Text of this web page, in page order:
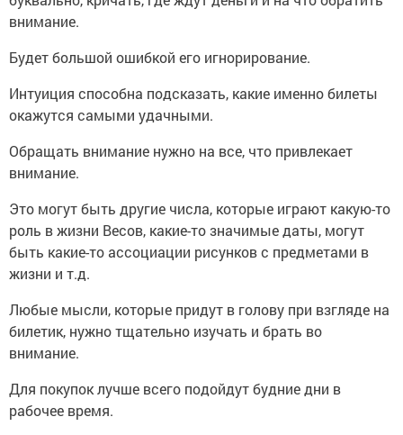
внимание.
Будет большой ошибкой его игнорирование.
Интуиция способна подсказать, какие именно билеты
окажутся самыми удачными.
Обращать внимание нужно на все, что привлекает
внимание.
Это могут быть другие числа, которые играют какую-то
роль в жизни Весов, какие-то значимые даты, могут
быть какие-то ассоциации рисунков с предметами в
жизни и т.д.
Любые мысли, которые придут в голову при взгляде на
билетик, нужно тщательно изучать и брать во
внимание.
Для покупок лучше всего подойдут будние дни в
рабочее время.